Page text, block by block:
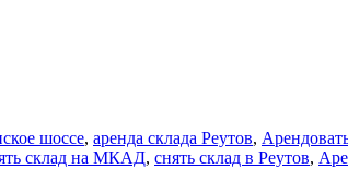
шоссе, аренда склада Реутов,
склад на МКАД, снять склад в Реутов,